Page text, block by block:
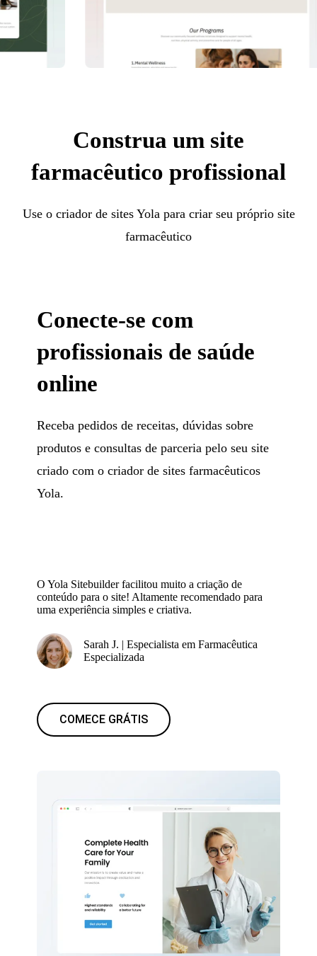
Construa um site
farmacêutico profissional
Use o criador de sites Yola para criar seu próprio site
farmacêutico
Conecte-se com
profissionais de saúde
online
Receba pedidos de receitas, dúvidas sobre
produtos e consultas de parceria pelo seu site
criado com o criador de sites farmacêuticos
Yola.
O Yola Sitebuilder facilitou muito a criação de
conteúdo para o site! Altamente recomendado para
uma experiência simples e criativa.
Sarah J. | Especialista em Farmacêutica
Especializada
COMECE GRÁTIS